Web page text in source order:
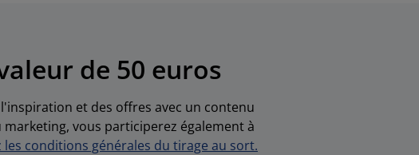
de 50 euros
et des offres avec un contenu
vous participerez également à
les conditions générales du tirage au sort.